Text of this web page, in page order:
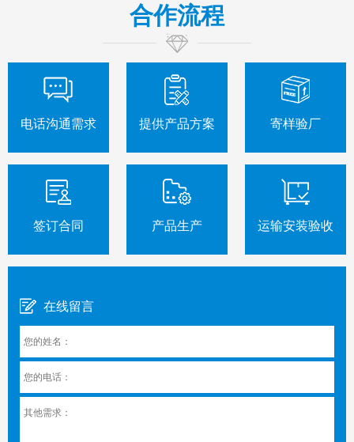
合作流程
电话沟通需求 提供产品方案 寄样验厂
签订合同 产品生产 运输安装验收
在线留言